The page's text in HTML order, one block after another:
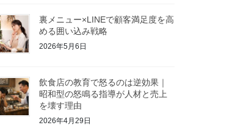
裏メニュー×LINEで顧客満足度を高
める囲い込み戦略
2026年5月6日
飲食店の教育で怒るのは逆効果｜
昭和型の怒鳴る指導が人材と売上
を壊す理由
2026年4月29日